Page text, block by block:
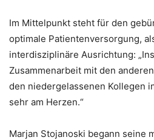
Im Mittelpunkt steht für den
optimale Patientenversorgung,
interdisziplinäre Ausrichtung:
Zusammenarbeit mit den
den niedergelassenen Kollegen
sehr am Herzen.“
Marjan Stojanoski begann seine